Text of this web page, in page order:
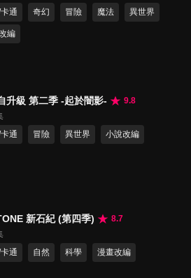
通
奇幻 冒險 魔法 異世界
編
升級 第二季 -起於闇影-
9.8
通
冒險 異世界 小說改編
新石紀 (第四季)
8.7
通
自然 科學 漫畫改編